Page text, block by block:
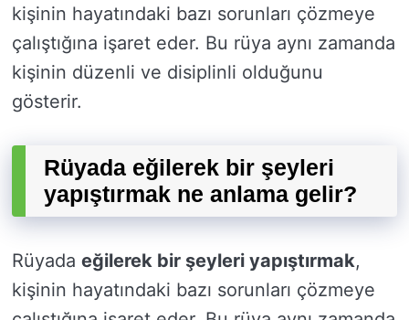
kişinin hayatındaki bazı sorunları çözmeye
çalıştığına işaret eder. Bu rüya aynı zamanda
kişinin düzenli ve disiplinli olduğunu
gösterir.
Rüyada eğilerek bir şeyleri
yapıştırmak ne anlama gelir?
Rüyada eğilerek bir şeyleri yapıştırmak,
kişinin hayatındaki bazı sorunları çözmeye